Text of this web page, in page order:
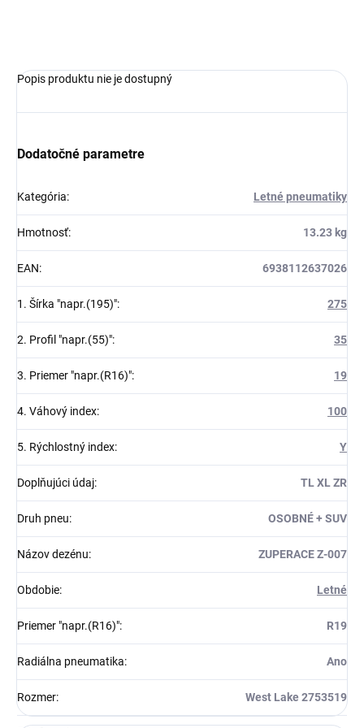
Popis produktu nie je dostupný
Dodatočné parametre
Kategória: Letné pneumatiky
Hmotnosť: 13.23 kg
EAN: 6938112637026
1. Šírka "napr.(195)": 275
2. Profil "napr.(55)": 35
3. Priemer "napr.(R16)": 19
4. Váhový index: 100
5. Rýchlostný index: Y
Doplňujúci údaj: TL XL ZR
Druh pneu: OSOBNÉ + SUV
Názov dezénu: ZUPERACE Z-007
Obdobie: Letné
Priemer "napr.(R16)": R19
Radiálna pneumatika: Ano
Rozmer: West Lake 2753519